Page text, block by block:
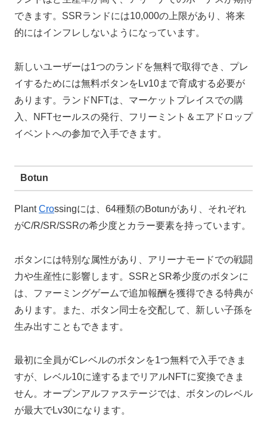
できます。SSRランドには10,000の上限があり、将来
的にはインフレしないようになっています。
新しいユーザーは1つのランドを無料で取得でき、プレ
イするためには無料ボタンをLv10まで育成する必要が
あります。ランドNFTは、マーケットプレイスでの購
入、NFTセールスの発行、フリーミント＆エアドロップ
イベントへの参加で入手できます。
Botun
PlantCrossingには、64種類のBotunがあり、それぞれ
がC/R/SR/SSRの希少度とカラー要素を持っています。
ボタンには特別な属性があり、アリーナモードでの戦闘
力や生産性に影響します。SSRとSR希少度のボタンに
は、ファーミングゲームで追加報酬を獲得できる特典が
あります。また、ボタン同士を交配して、新しい子孫を
生み出すこともできます。
最初に全員がCレベルのボタンを1つ無料で入手できま
すが、レベル10に達するまでリアルNFTに変換できま
せん。オープンアルファステージでは、ボタンのレベル
が最大でLv30になります。